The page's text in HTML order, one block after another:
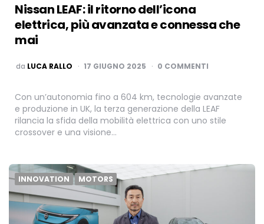
Nissan LEAF: il ritorno dell’icona
elettrica, più avanzata e connessa che
mai
PUBBLICATO
da LUCA RALLO 17 GIUGNO 2025 0 COMMENTI
Con un’autonomia fino a 604 km, tecnologie avanzate
e produzione in UK, la terza generazione della LEAF
rilancia la sfida della mobilità elettrica con uno stile
crossover e una visione…
INNOVATION MOTORS